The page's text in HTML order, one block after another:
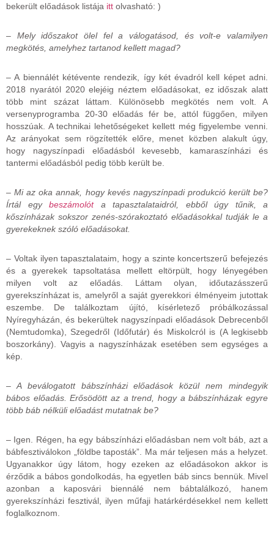
bekerült előadások listája itt olvasható: )
– Mely időszakot ölel fel a válogatásod, és volt-e valamilyen
megkötés, amelyhez tartanod kellett magad?
– A biennálét kétévente rendezik, így két évadról kell képet adni.
2018 nyarától 2020 elejéig néztem előadásokat, ez időszak alatt
több mint százat láttam. Különösebb megkötés nem volt. A
versenyprogramba 20-30 előadás fér be, attól függően, milyen
hosszúak. A technikai lehetőségeket kellett még figyelembe venni.
Az arányokat sem rögzítették előre, menet közben alakult úgy,
hogy nagyszínpadi előadásból kevesebb, kamaraszínházi és
tantermi előadásból pedig több került be.
– Mi az oka annak, hogy kevés nagyszínpadi produkció került be?
Írtál egy beszámolóta tapasztalataidról, ebből úgy tűnik, a
kőszínházak sokszor zenés-szórakoztató előadásokkal tudják le a
gyerekeknek szóló előadásokat.
– Voltak ilyen tapasztalataim, hogy a szinte koncertszerű befejezés
és a gyerekek tapsoltatása mellett eltörpült, hogy lényegében
milyen volt az előadás. Láttam olyan, időutazásszerű
gyerekszínházat is, amelyről a saját gyerekkori élményeim jutottak
eszembe. De találkoztam újító, kísérletező próbálkozással
Nyíregyházán, és bekerültek nagyszínpadi előadások Debrecenből
(Nemtudomka), Szegedről (Időfutár) és Miskolcról is (A legkisebb
boszorkány). Vagyis a nagyszínházak esetében sem egységes a
kép.
– A beválogatott bábszínházi előadások közül nem mindegyik
bábos előadás. Erősödött az a trend, hogy a bábszínházak egyre
több báb nélküli előadást mutatnak be?
– Igen. Régen, ha egy bábszínházi előadásban nem volt báb, azt a
bábfesztiválokon „földbe taposták”. Ma már teljesen más a helyzet.
Ugyanakkor úgy látom, hogy ezeken az előadásokon akkor is
érződik a bábos gondolkodás, ha egyetlen báb sincs bennük. Mivel
azonban a kaposvári biennálé nem bábtalálkozó, hanem
gyerekszínházi fesztivál, ilyen műfaji határkérdésekkel nem kellett
foglalkoznom.